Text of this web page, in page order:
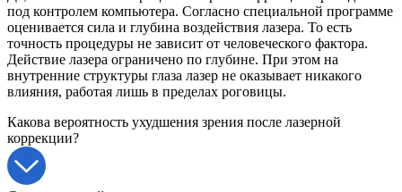
под контролем компьютера. Согласно специальной программе
оценивается сила и глубина воздействия лазера. То есть
точность процедуры не зависит от человеческого фактора.
Действие лазера ограничено по глубине. При этом на
внутренние структуры глаза лазер не оказывает никакого
влияния, работая лишь в пределах роговицы.
Какова вероятность ухудшения зрения после лазерной
коррекции?